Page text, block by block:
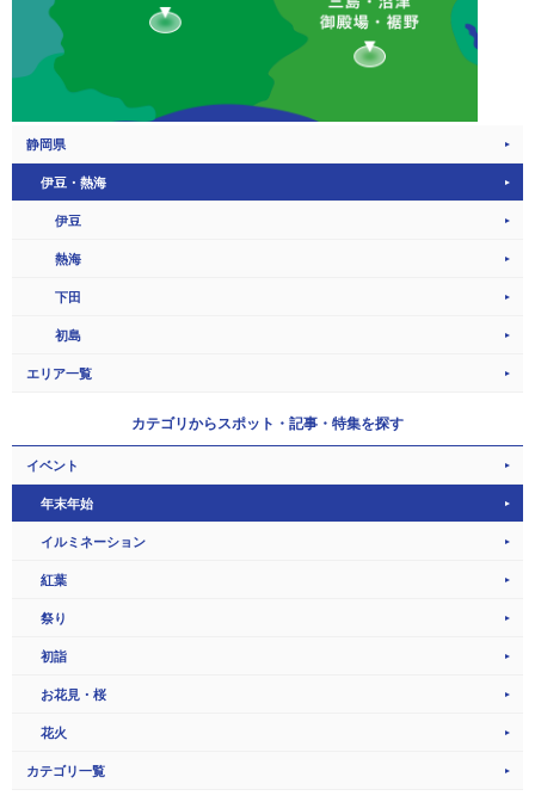
静岡県
伊豆・熱海
伊豆
熱海
下田
初島
エリア一覧
カテゴリからスポット・記事・特集を探す
イベント
年末年始
イルミネーション
紅葉
祭り
初詣
お花見・桜
花火
カテゴリ一覧